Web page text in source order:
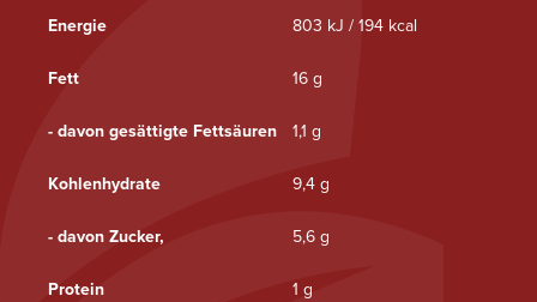
Energie 803 kJ / 194 kcal
Fett 16 g
- davon gesättigte Fettsäuren 1,1 g
Kohlenhydrate 9,4 g
- davon Zucker, 5,6 g
Protein 1 g